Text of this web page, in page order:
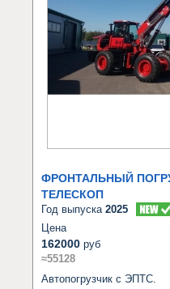
ФРОНТАЛЬНЫЙ
ТЕЛЕСКОП
Год выпуска 2025
Цена
162000 руб
≈55128
Автопогрузчик с ЭПТС.